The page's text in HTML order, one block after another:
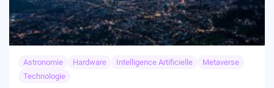
Astronomie Hardware Intelligence Artificielle
Metaverse
Technologie